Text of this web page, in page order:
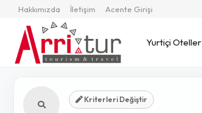
Hakkımızda İletişim Acente Girişi
Yurtiçi Oteller
Kriterleri Değiştir